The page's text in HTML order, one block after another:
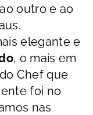
outro e ao
elegante e
, o mais em
Chef que
foi no
nas